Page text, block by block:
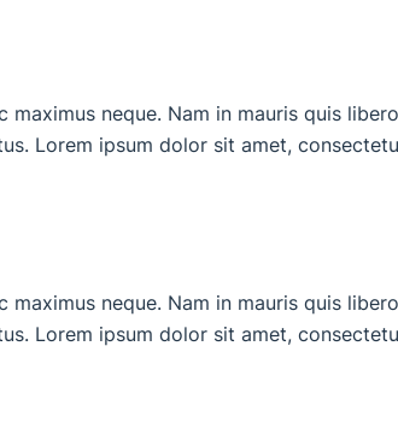
neque. Nam in mauris quis
Lorem ipsum dolor sit amet,
neque. Nam in mauris quis
Lorem ipsum dolor sit amet,